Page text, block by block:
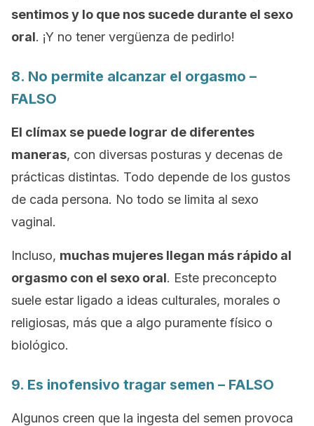
sentimos y lo que nos sucede durante el sexo
oral. ¡Y no tener vergüenza de pedirlo!
8. No permite alcanzar el orgasmo –
FALSO
El clímax se puede lograr de diferentes
maneras, con diversas posturas y decenas de
prácticas distintas. Todo depende de los gustos
de cada persona. No todo se limita al sexo
vaginal.
Incluso, muchas mujeres llegan más rápido al
orgasmo con el sexo oral. Este preconcepto
suele estar ligado a ideas culturales, morales o
religiosas, más que a algo puramente físico o
biológico.
9. Es inofensivo tragar semen – FALSO
Algunos creen que la ingesta del semen provoca